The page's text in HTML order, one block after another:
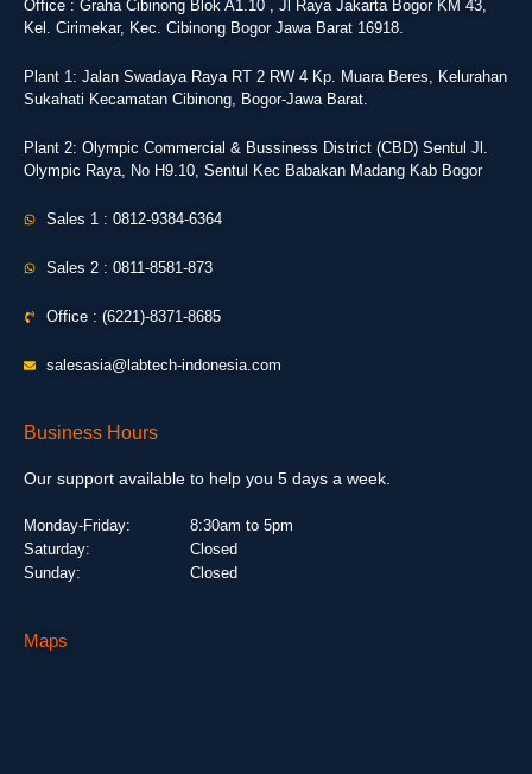
Office : Graha Cibinong Blok A1.10 , Jl Raya Jakarta Bogor KM 43,
Kel. Cirimekar, Kec. Cibinong Bogor Jawa Barat 16918.
Plant 1: Jalan Swadaya Raya RT 2 RW 4 Kp. Muara Beres, Kelurahan
Sukahati Kecamatan Cibinong, Bogor-Jawa Barat.
Plant 2: Olympic Commercial & Bussiness District (CBD) Sentul Jl.
Olympic Raya, No H9.10, Sentul Kec Babakan Madang Kab Bogor
Sales 1 : 0812-9384-6364
Sales 2 : 0811-8581-873
Office : (6221)-8371-8685
salesasia@labtech-indonesia.com
Business Hours
Our support available to help you 5 days a week.
Monday-Friday:
Saturday:
Sunday:
8:30am to 5pm
Closed
Closed
Maps